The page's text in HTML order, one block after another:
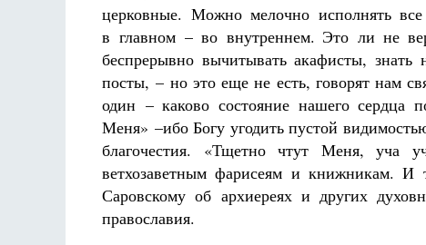
церковные. Можно мелочно исполнять
в главном – во внутреннем. Это ли не
беспрерывно вычитывать акафисты, знать
посты, – но это еще не есть, говорят нам
один – каково состояние нашего
Меня» –ибо Богу угодить пустой
благочестия. «Тщетно чтут Меня, уча
ветхозаветным фарисеям и книжникам.
Саровскому об архиереях и других
православия.